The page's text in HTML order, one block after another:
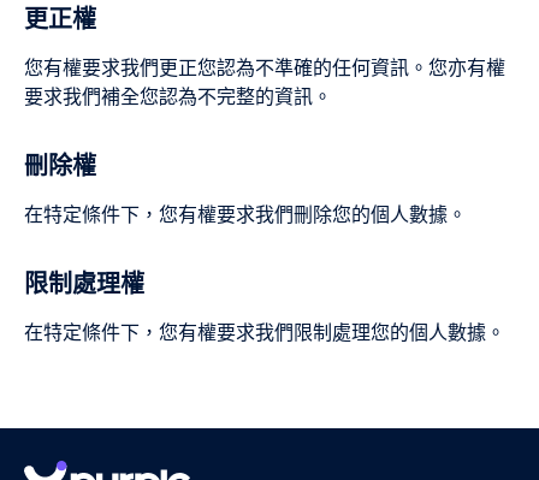
更正權
您有權要求我們更正您認為不準確的任何資訊。您亦有權
要求我們補全您認為不完整的資訊。
刪除權
在特定條件下，您有權要求我們刪除您的個人數據。
限制處理權
在特定條件下，您有權要求我們限制處理您的個人數據。